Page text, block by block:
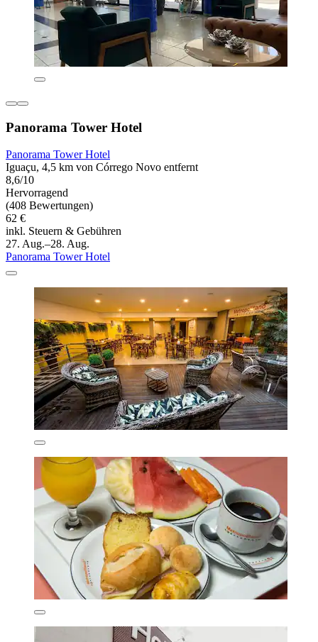
Panorama Tower Hotel
Panorama Tower Hotel
Iguaçu, 4,5 km von Córrego Novo entfernt
8,6/10
Hervorragend
(408 Bewertungen)
62 €
inkl. Steuern & Gebühren
27. Aug.–28. Aug.
Panorama Tower Hotel